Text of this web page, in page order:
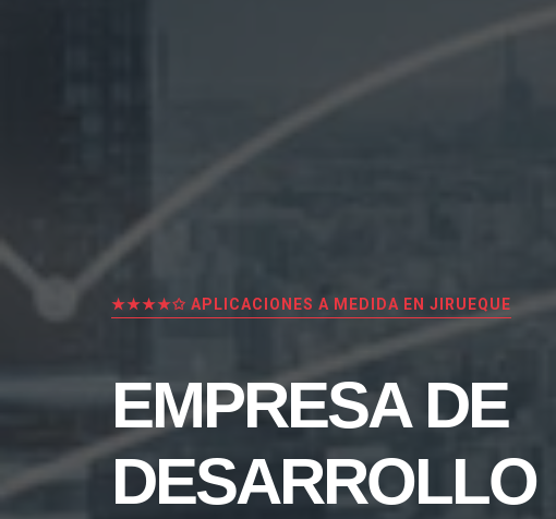
★★★★✩ APLICACIONES A MEDIDA EN JIRUEQUE
EMPRESA DE
DESARROLLO